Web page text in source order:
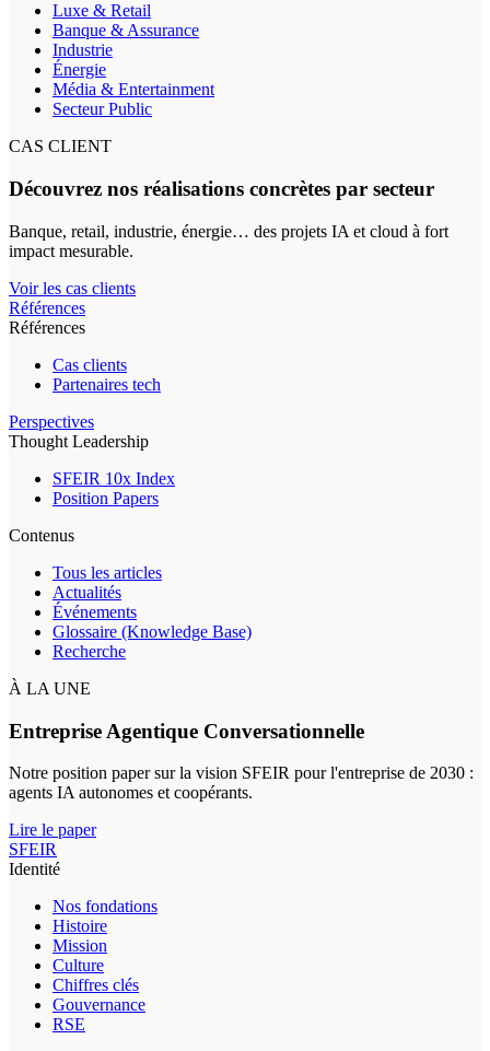
Luxe & Retail
Banque & Assurance
Industrie
Énergie
Média & Entertainment
Secteur Public
CAS CLIENT
Découvrez nos réalisations concrètes par secteur
Banque, retail, industrie, énergie… des projets IA et cloud à fort
impact mesurable.
Voir les cas clients
Références
Références
Cas clients
Partenaires tech
Perspectives
Thought Leadership
SFEIR 10x Index
Position Papers
Contenus
Tous les articles
Actualités
Événements
Glossaire (Knowledge Base)
Recherche
À LA UNE
Entreprise Agentique Conversationnelle
Notre position paper sur la vision SFEIR pour l'entreprise de 2030 :
agents IA autonomes et coopérants.
Lire le paper
SFEIR
Identité
Nos fondations
Histoire
Mission
Culture
Chiffres clés
Gouvernance
RSE